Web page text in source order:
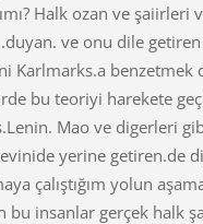
Halk ozan ve şaiirleri
ve onu dile
Karlmarks.a benzetmek
bu teoriyi harekete
Mao ve digerleri
yerine getiren.de
çalıştığım yolun
bu insanlar gerçek halk